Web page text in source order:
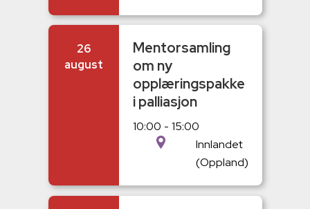
26
august
Mentorsamling
om ny
opplæringspakke
i palliasjon
10:00 - 15:00
Innlandet
(Oppland)